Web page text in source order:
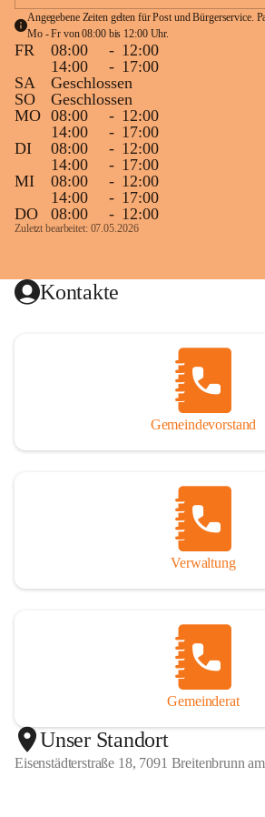
Angegebene Zeiten gelten für Post und Bürgerservice.
Mo - Fr von 08:00 bis 12:00 Uhr.
FR 08:00 - 12:00
14:00
- 17:00
SA
Geschlossen
SO
Geschlossen
MO 08:00 - 12:00
14:00
- 17:00
DI
08:00 - 12:00
14:00
- 17:00
MI
08:00 - 12:00
14:00
- 17:00
DO
08:00 - 12:00
Zuletzt bearbeitet: 07.05.2026
Kontakte
Gemeindevorstand
Verwaltung
Gemeinderat
Unser Standort
Eisenstädterstraße 18, 7091 Breitenbrunn